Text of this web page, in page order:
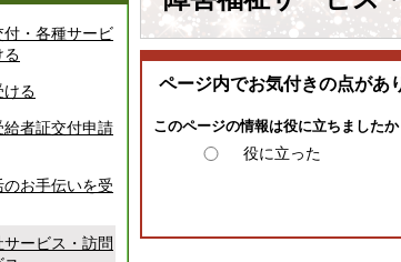
付・各種サービ
る
ける
給者証交付申請
のお手伝いを受
サービス・訪問
ページ内でお気付きの点があ
このページの情報は役に立ちましたか
役に立った